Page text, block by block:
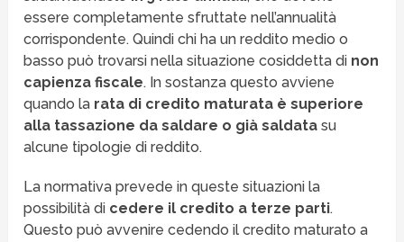
essere completamente sfruttate nell’annualità
corrispondente. Quindi chi ha un reddito medio o
basso può trovarsi nella situazione cosiddetta di non
capienza fiscale. In sostanza questo avviene
quando la rata di credito maturata è superiore
alla tassazione da saldare o già saldata su
alcune tipologie di reddito.
La normativa prevede in queste situazioni la
possibilità di cedere il credito a terze parti.
Questo può avvenire cedendo il credito maturato a